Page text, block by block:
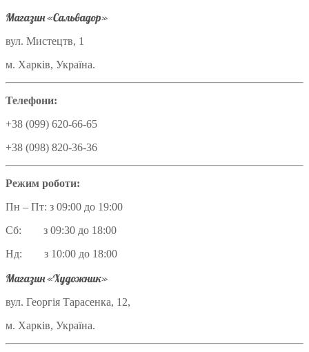
Магазин «Сальвадор»
вул. Мистецтв, 1
м. Харків, Україна.
Телефони:
+38 (099) 620-66-65
+38 (098) 820-36-36
Режим роботи:
Пн – Пт: з 09:00 до 19:00
Сб: з 09:30 до 18:00
Нд: з 10:00 до 18:00
Магазин «Художник»
вул. Георгія Тарасенка, 12,
м. Харків, Україна.